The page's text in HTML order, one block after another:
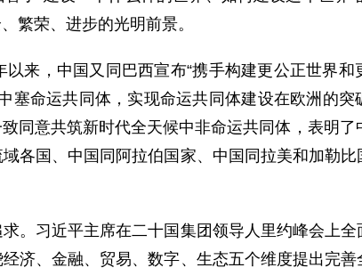
繁荣、进步的光明前景。
来，中国又同巴西宣布“携手构建更公正世界
塞命运共同体，实现命运共同体建设在欧洲的
同意共筑新时代全天候中非命运共同体，表明了
各国、中国同阿拉伯国家、中国同拉美和加勒
。习近平主席在二十国集团领导人里约峰会上
济、金融、贸易、数字、生态五个维度提出完